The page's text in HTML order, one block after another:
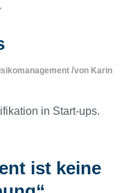
/von Karin
in Start-ups.
ist keine